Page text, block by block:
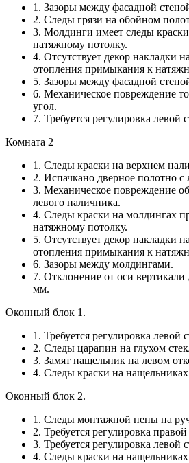
1. Зазоры между фасадной
2. Следы грязи на обойном
3. Молдинги имеет следы
натяжному потолку.
4. Отсутствует декор накладки
отопления примыкания к
5. Зазоры между фасадной
6. Механическое повреждение
угол.
7. Требуется регулировка левой
Комната 2
1. Следы краски на верхнем
2. Испачкано дверное полотно
3. Механическое повреждение
левого наличника.
4. Следы краски на молдингах
натяжному потолку.
5. Отсутствует декор накладки
отопления примыкания к
6. Зазоры между молдингами.
7. Отклонение от оси
мм.
Оконный блок 1.
1. Требуется регулировка левой
2. Следы царапин на глухом
3. Замят нащельник на левом
4. Следы краски на
Оконный блок 2.
1. Следы монтажной пены на
2. Требуется регулировка
3. Требуется регулировка левой
4. Следы краски на